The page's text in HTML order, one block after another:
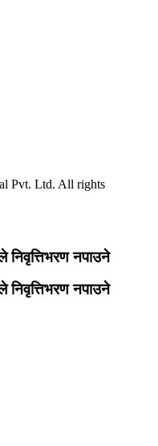
Pvt. Ltd. All rights
निवृत्तिभरण नपाउने
निवृत्तिभरण नपाउने